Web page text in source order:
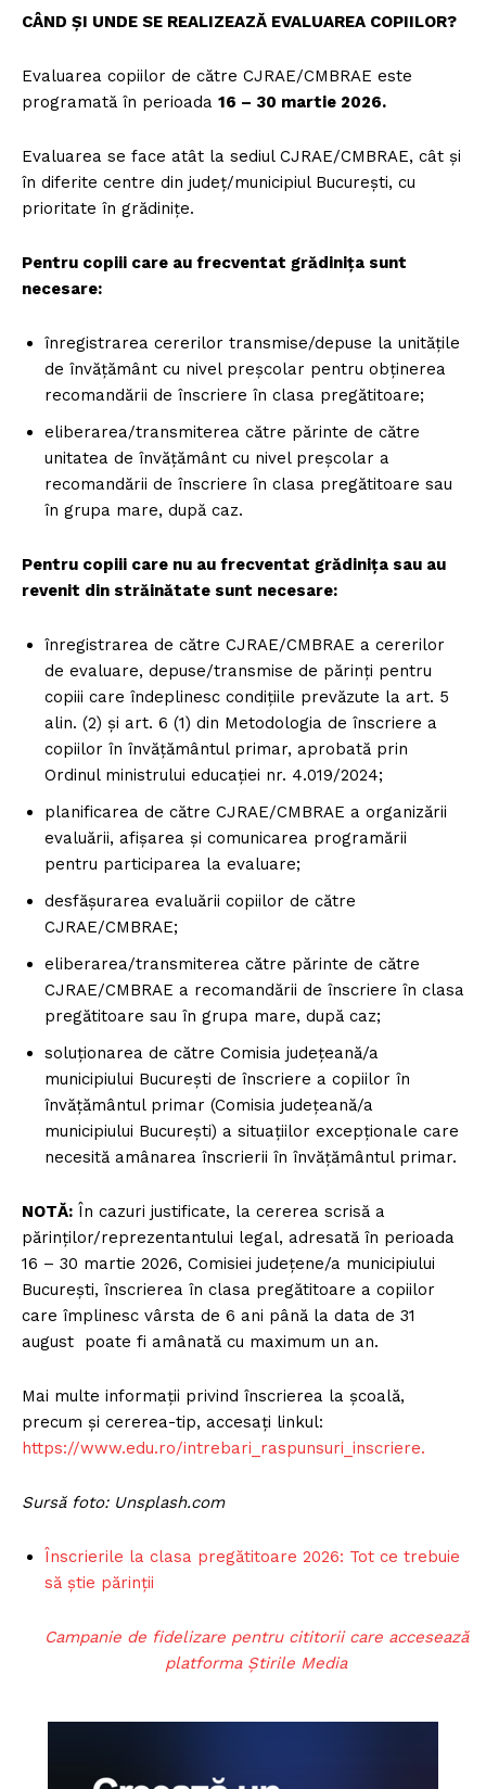
CÂND ȘI UNDE SE REALIZEAZĂ EVALUAREA COPIILOR?
Evaluarea copiilor de către CJRAE/CMBRAE este
programată în perioada 16 – 30 martie 2026.
Evaluarea se face atât la sediul CJRAE/CMBRAE, cât şi
în diferite centre din județ/municipiul Bucureşti, cu
prioritate în grădiniţe.
Pentru copiii care au frecventat grădinița sunt
necesare:
înregistrarea cererilor transmise/depuse la unitățile
de învățământ cu nivel preșcolar pentru obținerea
recomandării de înscriere în clasa pregătitoare;
eliberarea/transmiterea către părinte de către
unitatea de învățământ cu nivel preșcolar a
recomandării de înscriere în clasa pregătitoare sau
în grupa mare, după caz.
Pentru copiii care nu au frecventat grădinița sau au
revenit din străinătate sunt necesare:
înregistrarea de către CJRAE/CMBRAE a cererilor
de evaluare, depuse/transmise de părinți pentru
copiii care îndeplinesc condițiile prevăzute la art. 5
alin. (2) și art. 6 (1) din Metodologia de înscriere a
copiilor în învățământul primar, aprobată prin
Ordinul ministrului educației nr. 4.019/2024;
planificarea de către CJRAE/CMBRAE a organizării
evaluării, afișarea și comunicarea programării
pentru participarea la evaluare;
desfășurarea evaluării copiilor de către
CJRAE/CMBRAE;
eliberarea/transmiterea către părinte de către
CJRAE/CMBRAE a recomandării de înscriere în clasa
pregătitoare sau în grupa mare, după caz;
soluționarea de către Comisia județeană/a
municipiului București de înscriere a copiilor în
învățământul primar (Comisia județeană/a
municipiului București) a situațiilor excepționale care
necesită amânarea înscrierii în învățământul primar.
NOTĂ: În cazuri justificate, la cererea scrisă a
părinților/reprezentantului legal, adresată în perioada
16 – 30 martie 2026, Comisiei judeţene/a municipiului
Bucureşti, înscrierea în clasa pregătitoare a copiilor
care împlinesc vârsta de 6 ani până la data de 31
august poate fi amânată cu maximum un an.
Mai multe informații privind înscrierea la școală,
precum și cererea-tip, accesați linkul:
https://www.edu.ro/intrebari_raspunsuri_inscriere.
Sursă foto: Unsplash.com
Înscrierile la clasa pregătitoare 2026: Tot ce trebuie
să știe părinții
Campanie de fidelizare pentru cititorii care accesează
platforma Știrile Media